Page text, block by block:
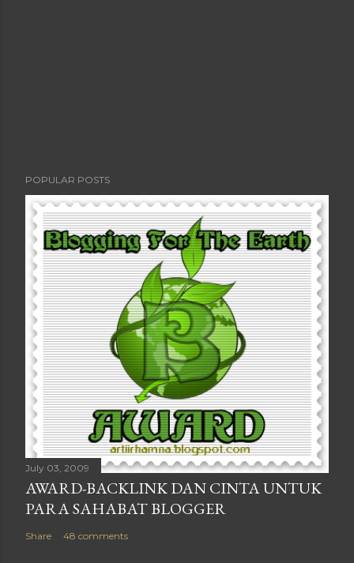
POPULAR POSTS
July 03, 2009
AWARD-BACKLINK DAN CINTA UNTUK
PARA SAHABAT BLOGGER
Share 48 comments